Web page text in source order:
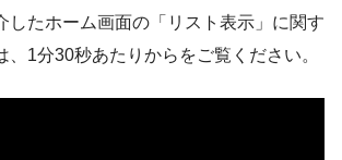
したホーム画面の「リスト表示」に関す
、1分30秒あたりからをご覧ください。